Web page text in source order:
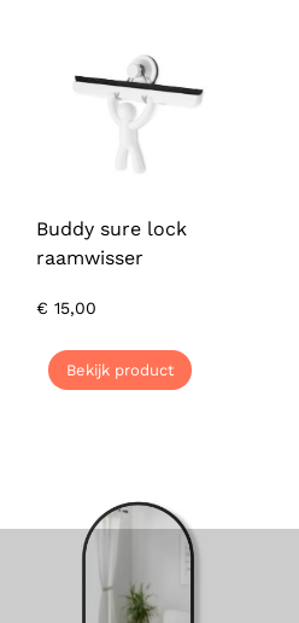
Buddy sure lock
raamwisser
€ 15,00
Bekijk product